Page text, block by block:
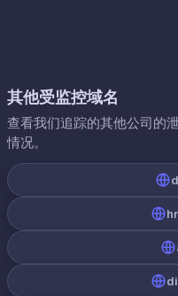
其他受监控域名
查看我们追踪的其他公司的
情况。